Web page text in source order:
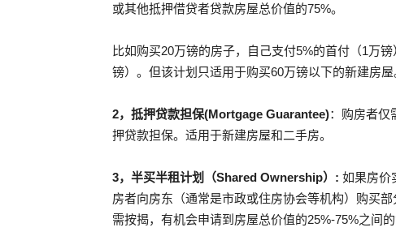
或其他抵押借贷者贷款房屋总价值的75%。
比如购买20万镑的房子，自己支付5%的首付（1万
镑）。但该计划只适用于购买60万镑以下的新建房屋
2，抵押贷款担保(Mortgage Guarantee)：购房者仅
押贷款担保。适用于新建房屋和二手房。
3，半买半租计划（Shared Ownership）: 如果房价
房者向房东（通常是市政或住房协会等机构）购买
需按揭，有机会申请到房屋总价值的25%-75%之间